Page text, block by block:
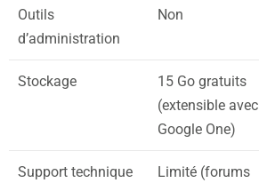
Outils
d’administration
Non
Stockage
15 Go gratuits
(extensible avec
Google One)
Support technique
Limité (forums